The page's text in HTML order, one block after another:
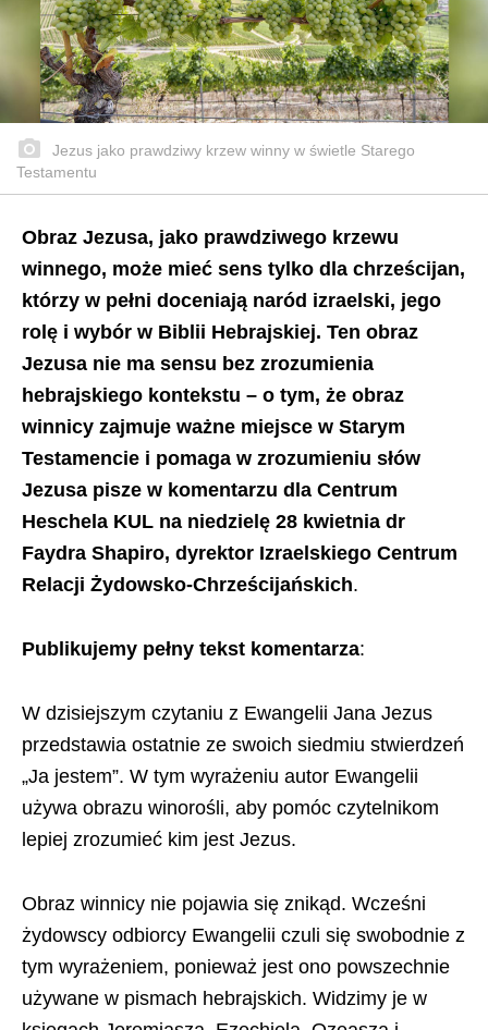
Jezus jako prawdziwy krzew winny w świetle Starego
Testamentu
Obraz Jezusa, jako prawdziwego krzewu
winnego, może mieć sens tylko dla chrześcijan,
którzy w pełni doceniają naród izraelski, jego
rolę i wybór w Biblii Hebrajskiej. Ten obraz
Jezusa nie ma sensu bez zrozumienia
hebrajskiego kontekstu – o tym, że obraz
winnicy zajmuje ważne miejsce w Starym
Testamencie i pomaga w zrozumieniu słów
Jezusa pisze w komentarzu dla Centrum
Heschela KUL na niedzielę 28 kwietnia dr
Faydra Shapiro, dyrektor Izraelskiego Centrum
Relacji Żydowsko-Chrześcijańskich.
Publikujemy pełny tekst komentarza:
W dzisiejszym czytaniu z Ewangelii Jana Jezus
przedstawia ostatnie ze swoich siedmiu stwierdzeń
„Ja jestem”. W tym wyrażeniu autor Ewangelii
używa obrazu winorośli, aby pomóc czytelnikom
lepiej zrozumieć kim jest Jezus.
Obraz winnicy nie pojawia się znikąd. Wcześni
żydowscy odbiorcy Ewangelii czuli się swobodnie z
tym wyrażeniem, ponieważ jest ono powszechnie
używane w pismach hebrajskich. Widzimy je w